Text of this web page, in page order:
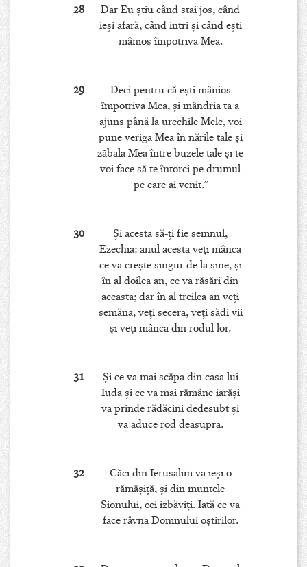
28
Dar Eu ştiu când stai jos, când
ieşi afară, când intri şi când eşti
mânios împotriva Mea.
29
Deci pentru că eşti mânios
împotriva Mea, şi mândria ta a
ajuns până la urechile Mele, voi
pune veriga Mea în nările tale şi
zăbala Mea între buzele tale şi te
voi face să te întorci pe drumul
pe care ai venit.”
30
Şi acesta să-ţi fie semnul,
Ezechia: anul acesta veţi mânca
ce va creşte singur de la sine, şi
în al doilea an, ce va răsări din
aceasta; dar în al treilea an veţi
semăna, veţi secera, veţi sădi vii
şi veţi mânca din rodul lor.
31
Şi ce va mai scăpa din casa lui
Iuda şi ce va mai rămâne iarăşi
va prinde rădăcini dedesubt şi
va aduce rod deasupra.
32
Căci din Ierusalim va ieşi o
rămăşiţă, şi din muntele
Sionului, cei izbăviţi. Iată ce va
face râvna Domnului oştirilor.